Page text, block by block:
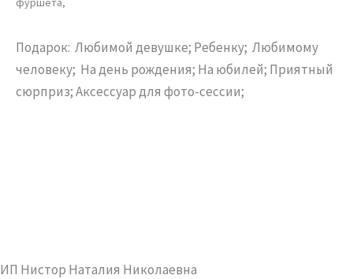
Подарок: Любимой девушке; Ребенку; Любимому
человеку; На день рождения; На юбилей; Приятный
сюрприз; Аксессуар для фото-сессии;
ИП Нистор Наталия Николаевна